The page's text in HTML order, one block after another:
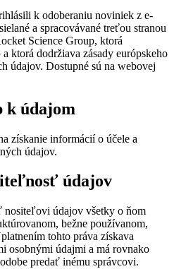
k odoberaniu noviniek z e-
a spracovávané treťou stranou
Science Group, ktorá
ktorá dodržiava zásady európskeho
údajov. Dostupné sú na webovej
k údajom
získanie informácií o účele a
údajov.
údajov
nositeľovi údajov všetky o ňom
bežne používanom,
tohto práva získava
osobnými údajmi a má rovnako
predať inému správcovi.